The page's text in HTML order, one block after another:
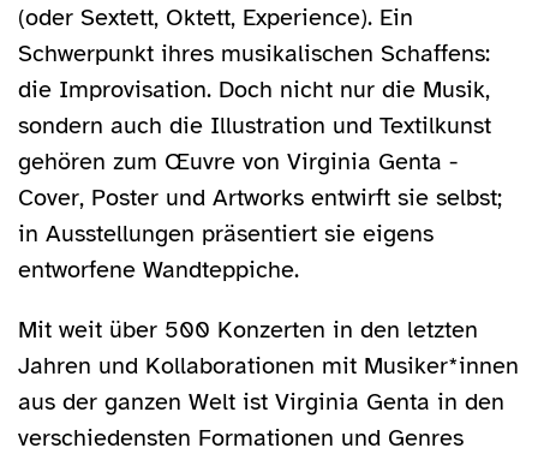
(oder Sextett, Oktett, Experience). Ein
Schwerpunkt ihres musikalischen Schaffens:
die Improvisation. Doch nicht nur die Musik,
sondern auch die Illustration und Textilkunst
gehören zum Œuvre von Virginia Genta -
Cover, Poster und Artworks entwirft sie selbst;
in Ausstellungen präsentiert sie eigens
entworfene Wandteppiche.
Mit weit über 500 Konzerten in den letzten
Jahren und Kollaborationen mit Musiker*innen
aus der ganzen Welt ist Virginia Genta in den
verschiedensten Formationen und Genres